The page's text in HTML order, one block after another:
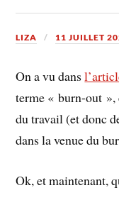
LIZA 11 JUILLET
On a vu dans
terme « burn-out »,
du travail (et donc
dans la venue du
Ok, et maintenant,